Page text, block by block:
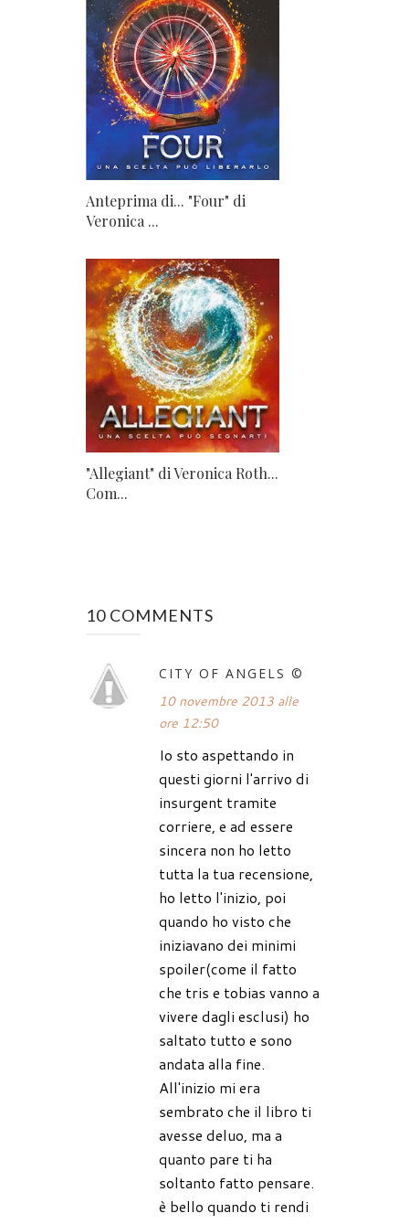
Anteprima di... "Four" di
Veronica ...
"Allegiant" di Veronica Roth...
Com...
10 COMMENTS
CITY OF ANGELS ©
10 novembre 2013 alle
ore 12:50
Io sto aspettando in
questi giorni l'arrivo di
insurgent tramite
corriere, e ad essere
sincera non ho letto
tutta la tua recensione,
ho letto l'inizio, poi
quando ho visto che
iniziavano dei minimi
spoiler(come il fatto
che tris e tobias vanno a
vivere dagli esclusi) ho
saltato tutto e sono
andata alla fine.
All'inizio mi era
sembrato che il libro ti
avesse deluo, ma a
quanto pare ti ha
soltanto fatto pensare.
è bello quando ti rendi